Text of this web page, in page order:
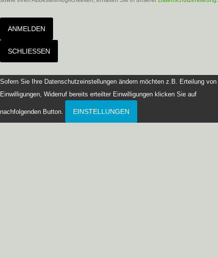
ANMELDEN
SCHLIESSEN
Sofern Sie Ihre Datenschutzeinstellungen ändern möchten z.B. Erteilung von
Einwilligungen, Widerruf bereits erteilter Einwilligungen klicken Sie auf
nachfolgenden Button. EINSTELLUNGEN